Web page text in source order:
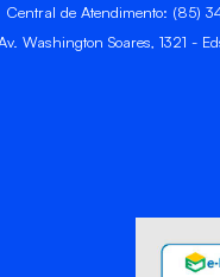
Central de Atendimento:
Washington Soares, 1321 -